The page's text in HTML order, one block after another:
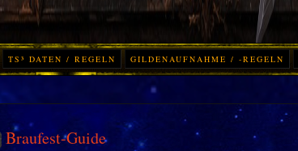
TS³ DATEN / REGELN GILDENAUFNAHME / -REGELN
Braufest-Guide